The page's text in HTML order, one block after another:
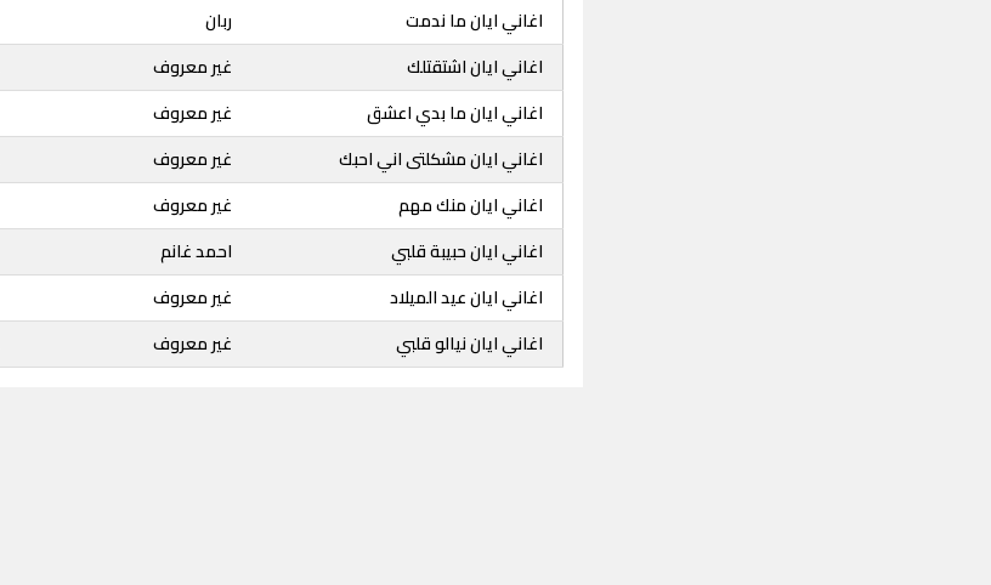
اغاني ايان ما ندمت
ربان
اغاني ايان اشتقتلك
غير معروف
اغاني ايان ما بدي اعشق
غير معروف
اغاني ايان مشكلتى اني احبك
غير معروف
اغاني ايان منك مهم
غير معروف
اغاني ايان حبيبة قلبي
احمد غانم
اغاني ايان عيد الميلاد
غير معروف
اغاني ايان نيالو قلبي
غير معروف